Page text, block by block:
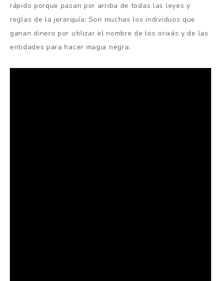
rápido porque pasan por arriba de todas las leyes y
reglas de la jerarquía; Son muchas los individuos que
ganan dinero por utilizar el nombre de los orixás y de las
entidades para hacer magia negra.